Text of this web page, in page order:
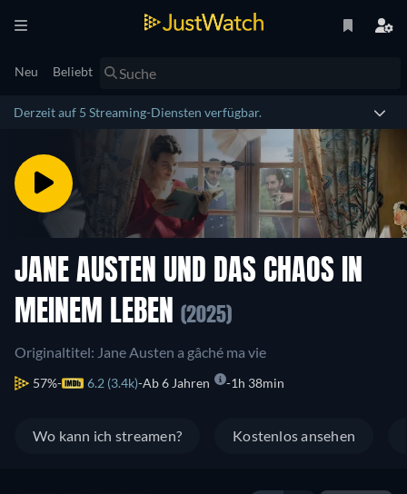
Neu Beliebt
Derzeit auf 5 Streaming-Diensten verfügbar.
JANE AUSTEN UND DAS CHAOS IN
MEINEM LEBEN
(2025)
Originaltitel: Jane Austen a gâché ma vie
57% 6.2 (3.4k) Ab 6 Jahren 1h 38min
Wo kann ich streamen? Kostenlos ansehen